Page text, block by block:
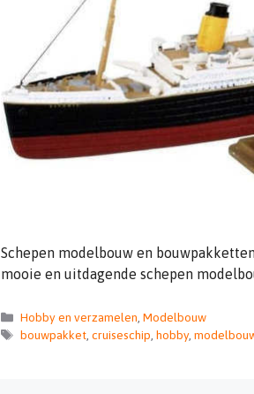
Schepen modelbouw en
mooie en uitdagende schepen
Categorieën
Hobby en verzamelen Modelbouw
Tags
bouwpakket, cruiseschip hobby,